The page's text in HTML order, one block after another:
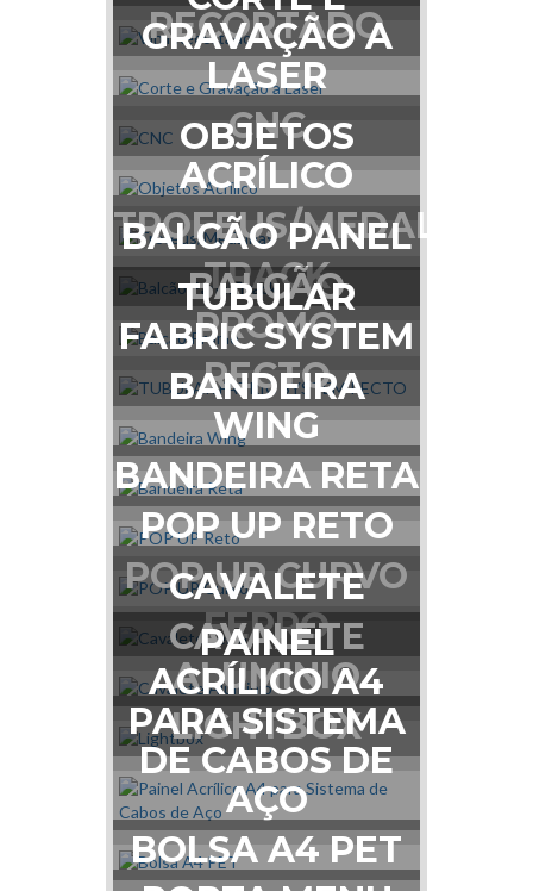
RECORTADO
GRAVAÇÃO A
LASER
CNC
OBJETOS
ACRÍLICO
TROFEUS/MEDALHAS
BALCÃO PANEL
TRACK
BALCÃO
PROMO
TUBULAR
FABRIC SYSTEM
RECTO
BANDEIRA
WING
BANDEIRA RETA
POP UP RETO
POP UP CURVO
CAVALETE
FERRO
CAVALETE
ALUMINIO
LIGHTBOX
PAINEL
ACRÍLICO A4
PARA SISTEMA
DE CABOS DE
AÇO
BOLSA A4 PET